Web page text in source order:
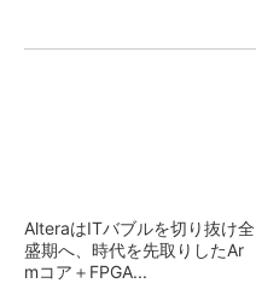
AlteraはITバブルを切り抜け全
盛期へ、時代を先取りしたAr
mコア＋FPGA...